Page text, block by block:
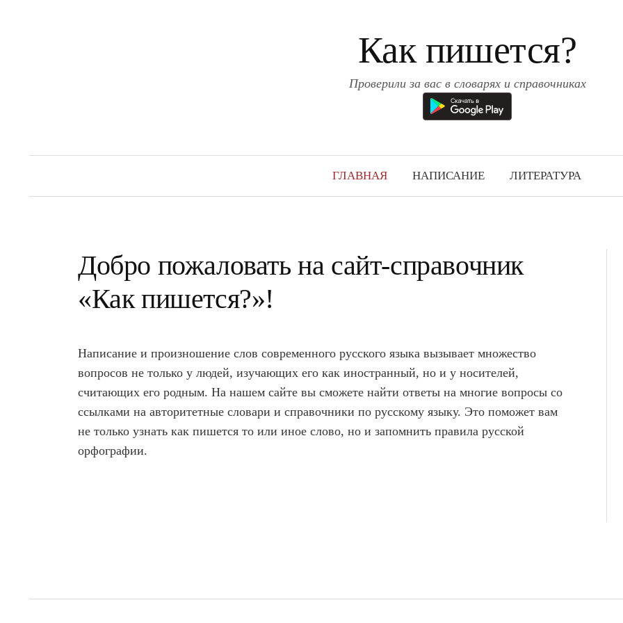
Как пишется?
Проверили за вас в словарях и справочниках
ГЛАВНАЯ НАПИСАНИЕ ЛИТЕРАТУРА
Добро пожаловать на сайт-справочник
«Как пишется?»!
Написание и произношение слов современного русского языка вызывает множество
вопросов не только у людей, изучающих его как иностранный, но и у носителей,
считающих его родным. На нашем сайте вы сможете найти ответы на многие вопросы со
ссылками на авторитетные словари и справочники по русскому языку. Это поможет вам
не только узнать как пишется то или иное слово, но и запомнить правила русской
орфографии.